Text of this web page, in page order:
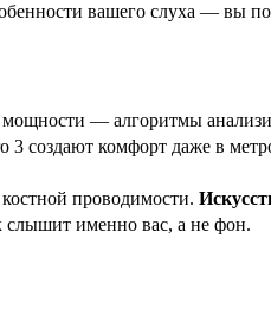
вашего слуха — вы
мощности — алгоритмы
3 создают комфорт даже в
проводимости.
слышит именно вас, а не фон.